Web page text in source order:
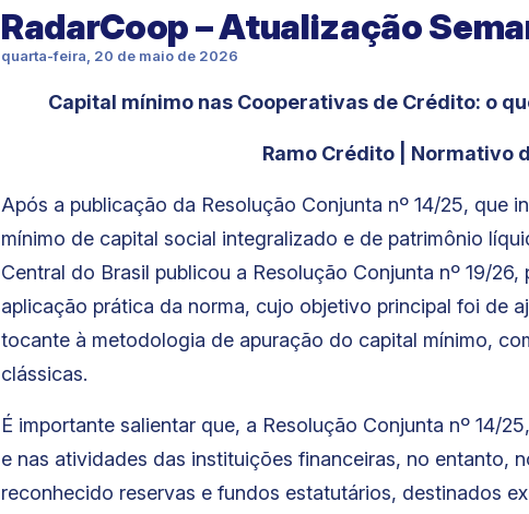
RadarCoop – Atualização
quarta-feira, 20 de maio de 2026
Capital mínimo nas Cooperativas de Crédito: o
Ramo Crédito | Normativo
Após a publicação da Resolução Conjunta nº 14/25, que
mínimo de capital social integralizado e de patrimônio
Central do Brasil publicou a Resolução Conjunta nº 19/
aplicação prática da norma, cujo objetivo principal foi de
tocante à metodologia de apuração do capital mínimo,
clássicas.
É importante salientar que, a Resolução Conjunta nº 14/
e nas atividades das instituições financeiras, no entanto,
reconhecido reservas e fundos estatutários, destinados